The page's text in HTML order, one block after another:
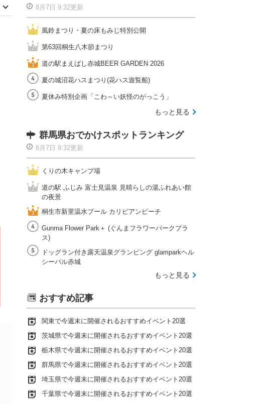
8月7日 9:32更新
風鈴まつり・夏の床もみじ特別公開
第63回桐生八木節まつり
道の駅まえばし赤城BEER GARDEN 2026
夏の城沼花ハスまつり(花ハス遊覧船)
夏休み特別企画「こわ～い妖怪のがっこう」
もっと見る
群馬県おでかけスポットランキング
8月7日 9:32更新
くりの木キャンプ場
道の駅 ふじみ 富士見温泉 見晴らしの湯ふれあい館
の夜景
桐生市新里温水プール カリビアンビーチ
Gunma Flower Park＋ (ぐんまフラワーパークプラ
ス)
ドッグラン付き露天温泉グランピング glamparkヘル
シーパル赤城
もっと見る
おすすめ記事
関東で今週末に開催されるおすすめイベント20選
茨城県で今週末に開催されるおすすめイベント20選
栃木県で今週末に開催されるおすすめイベント20選
群馬県で今週末に開催されるおすすめイベント20選
埼玉県で今週末に開催されるおすすめイベント20選
千葉県で今週末に開催されるおすすめイベント20選